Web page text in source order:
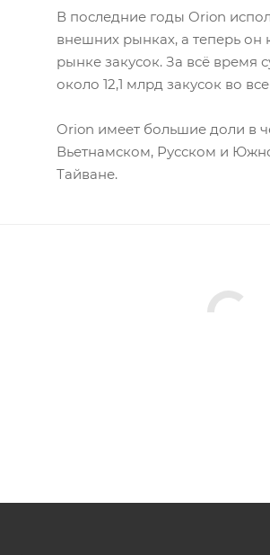
В последние годы Orion
внешних рынках, а теперь он
рынке закусок. За всё время
около 12,1 млрд закусок во
Orion имеет большие доли в
Вьетнамском, Русском и
Тайване.